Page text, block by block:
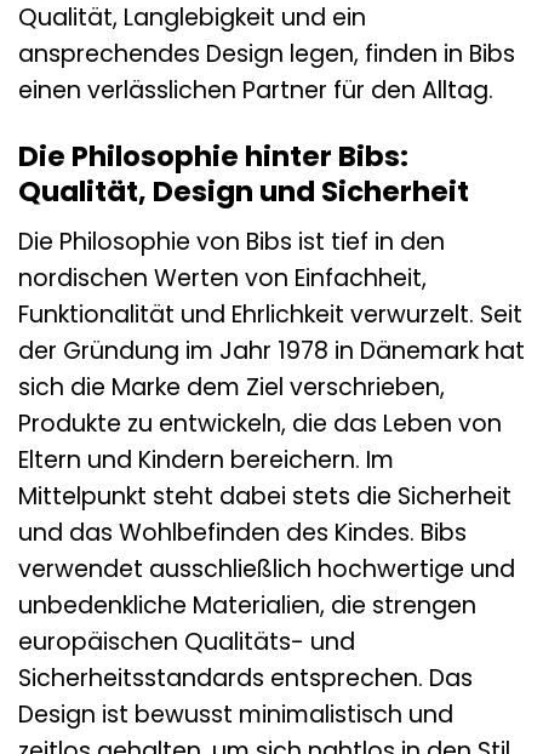
Qualität, Langlebigkeit und ein
ansprechendes Design legen, finden in Bibs
einen verlässlichen Partner für den Alltag.
Die Philosophie hinter Bibs:
Qualität, Design und Sicherheit
Die Philosophie von Bibs ist tief in den
nordischen Werten von Einfachheit,
Funktionalität und Ehrlichkeit verwurzelt. Seit
der Gründung im Jahr 1978 in Dänemark hat
sich die Marke dem Ziel verschrieben,
Produkte zu entwickeln, die das Leben von
Eltern und Kindern bereichern. Im
Mittelpunkt steht dabei stets die Sicherheit
und das Wohlbefinden des Kindes. Bibs
verwendet ausschließlich hochwertige und
unbedenkliche Materialien, die strengen
europäischen Qualitäts- und
Sicherheitsstandards entsprechen. Das
Design ist bewusst minimalistisch und